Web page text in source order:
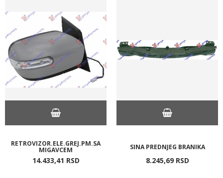
RETROVIZOR.ELE.GREJ.PM.SA
MIGAVCEM
14.433,41 RSD
SINA PREDNJEG BRANIKA
8.245,69 RSD